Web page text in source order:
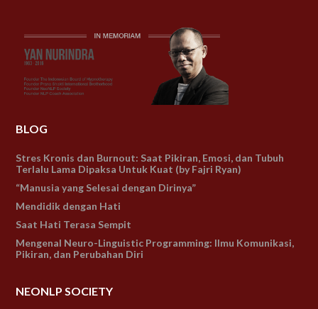
BLOG
Stres Kronis dan Burnout: Saat Pikiran, Emosi, dan Tubuh
Terlalu Lama Dipaksa Untuk Kuat (by Fajri Ryan)
“Manusia yang Selesai dengan Dirinya”
Mendidik dengan Hati
Saat Hati Terasa Sempit
Mengenal Neuro-Linguistic Programming: Ilmu Komunikasi,
Pikiran, dan Perubahan Diri
NEONLP SOCIETY